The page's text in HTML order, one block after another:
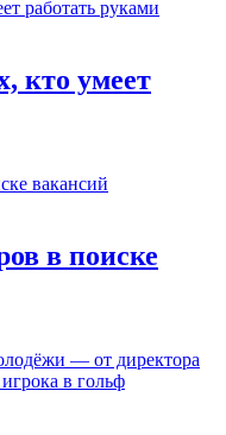
кто умеет
в поиске